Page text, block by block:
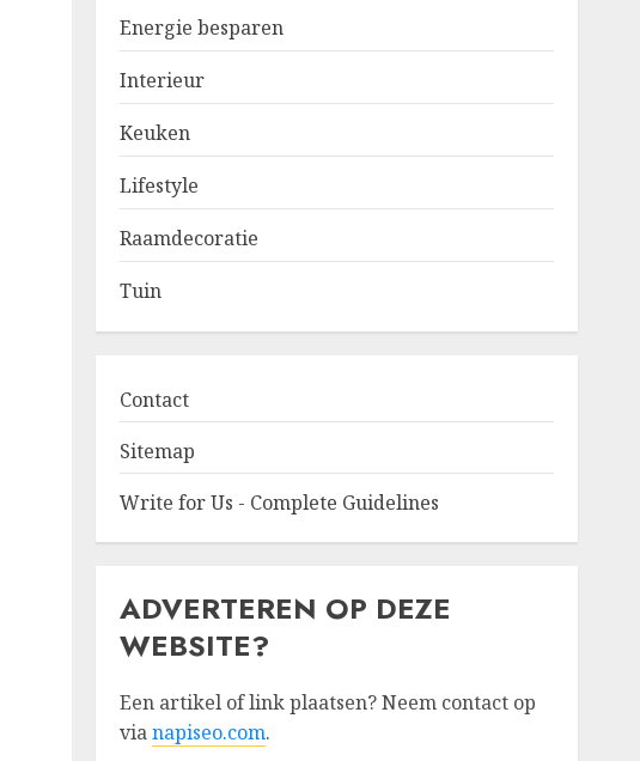
Energie besparen
Interieur
Keuken
Lifestyle
Raamdecoratie
Tuin
Contact
Sitemap
Write for Us - Complete Guidelines
ADVERTEREN OP DEZE
WEBSITE?
Een artikel of link plaatsen? Neem contact op
vianapiseo.com.